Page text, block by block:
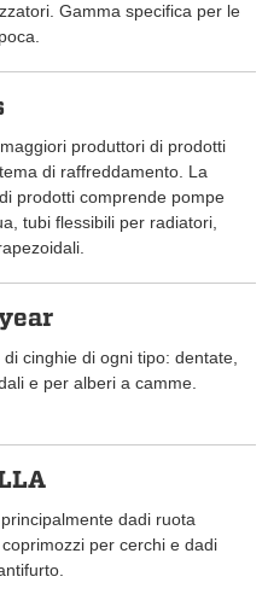
Gamma specifica per le
produttori di prodotti
di raffreddamento. La
prodotti comprende pompe
tubi flessibili per radiatori,
cinghie di ogni tipo: dentate,
e per alberi a camme.
dadi ruota
per cerchi e dadi